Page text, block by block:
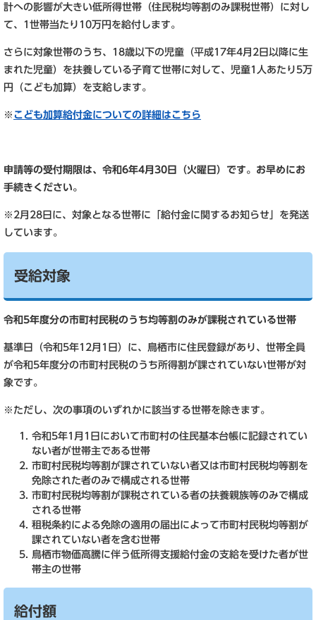
計への影響が大きい低所得世帯（住民税均等割のみ課税世帯）に対し
て、1世帯当たり10万円を給付します。
さらに対象世帯のうち、18歳以下の児童（平成17年4月2日以降に生
まれた児童）を扶養している子育て世帯に対して、児童1人あたり5万
円（こども加算）を支給します。
※ こども加算給付金についての詳細はこちら
申請等の受付期限は、令和6年4月30日（火曜日）です。お早めにお
手続きください。
※2月28日に、対象となる世帯に「給付金に関するお知らせ」を発送
しています。
受給対象
令和5年度分の市町村民税のうち均等割のみが課税されている世帯
基準日（令和5年12月1日）に、鳥栖市に住民登録があり、世帯全員
が令和5年度分の市町村民税のうち所得割が課されていない世帯が対
象です。
※ただし、次の事項のいずれかに該当する世帯を除きます。
令和5年1月1日において市町村の住民基本台帳に記録されてい
ない者が世帯主である世帯
市町村民税均等割が課されていない者又は市町村民税均等割を
免除された者のみで構成される世帯
市町村民税均等割が課税されている者の扶養親族等のみで構成
される世帯
租税条約による免除の適用の届出によって市町村民税均等割が
課されていない者を含む世帯
鳥栖市物価高騰に伴う低所得支援給付金の支給を受けた者が世
帯主の世帯
給付額